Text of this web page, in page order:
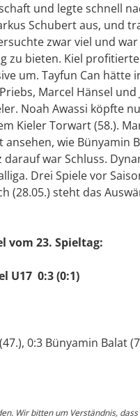
und legte schnell
Schubert aus, und
zwar viel und
zu bieten. Kiel
um. Tayfun Can hätte
Marcel Hänsel und
Noah Awassi köpfte
Kieler Torwart (58.).
wie Bünyamin
war Schluss.
Drei Spiele vor
steht das
vom 23. Spieltag:
U17 0:3 (0:1)
0:3 Bünyamin Balat
Wir bitten um Verständnis,